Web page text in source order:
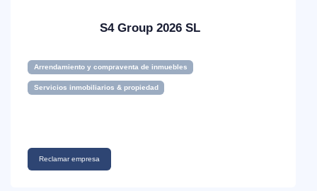
S4 Group 2026 SL
Arrendamiento y compraventa de inmuebles
Servicios inmobiliarios & propiedad
Reclamar empresa